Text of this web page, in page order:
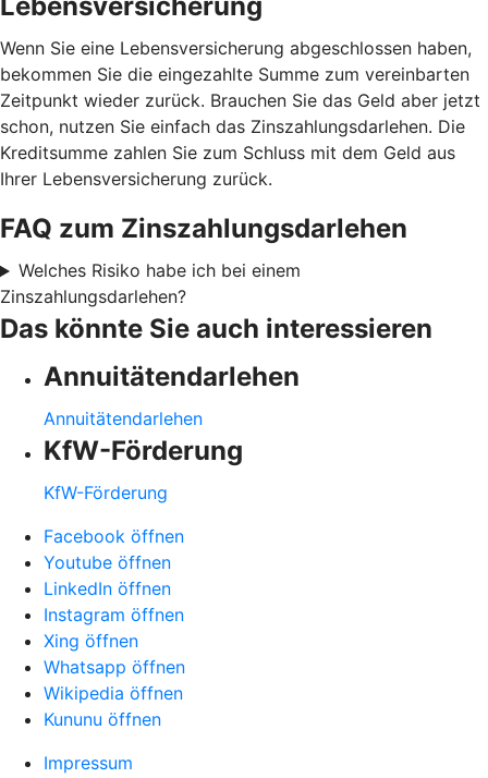
Wenn Sie eine Lebensversicherung abgeschlossen haben,
bekommen Sie die eingezahlte Summe zum vereinbarten
Zeitpunkt wieder zurück. Brauchen Sie das Geld aber jetzt
schon, nutzen Sie einfach das Zinszahlungsdarlehen. Die
Kreditsumme zahlen Sie zum Schluss mit dem Geld aus
Ihrer Lebensversicherung zurück.
FAQ zum Zinszahlungsdarlehen
Welches Risiko habe ich bei einem
Zinszahlungsdarlehen?
Das könnte Sie auch interessieren
Annuitätendarlehen
Annuitätendarlehen
KfW-Förderung
KfW-Förderung
Facebook öffnen
Youtube öffnen
LinkedIn öffnen
Instagram öffnen
Xing öffnen
Whatsapp öffnen
Wikipedia öffnen
Kununu öffnen
Impressum